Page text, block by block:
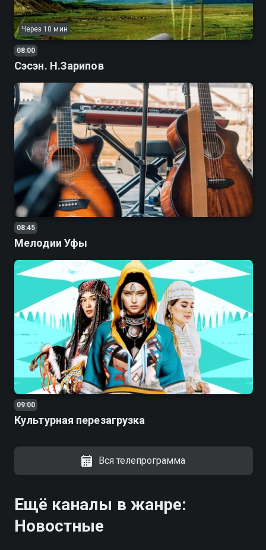
Через 10 мин
08:00
Сэсэн. Н.Зарипов
08:45
Мелодии Уфы
09:00
Культурная перезагрузка
Вся телепрограмма
Ещё каналы в жанре:
Новостные